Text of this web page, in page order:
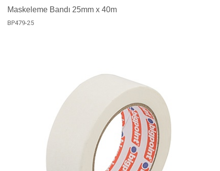
Maskeleme Bandı 25mm x 40m
BP479-25